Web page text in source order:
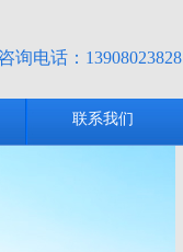
咨询电话： 13908023828
联系我们